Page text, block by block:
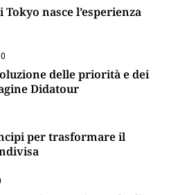
nasce l’esperienza
delle priorità e dei
Didatour
per trasformare il